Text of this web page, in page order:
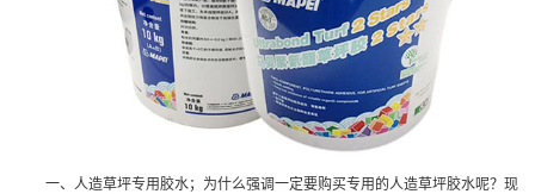
一、人造草坪专用胶水；为什么强调一定要购买专用的人造草坪胶水呢？现